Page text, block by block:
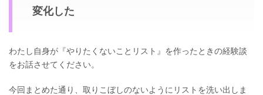
変化した
わたし自身が『やりたくないことリスト』を作ったときの経験談
をお話させてください。
今回まとめた通り、取りこぼしのないようにリストを洗い出しま